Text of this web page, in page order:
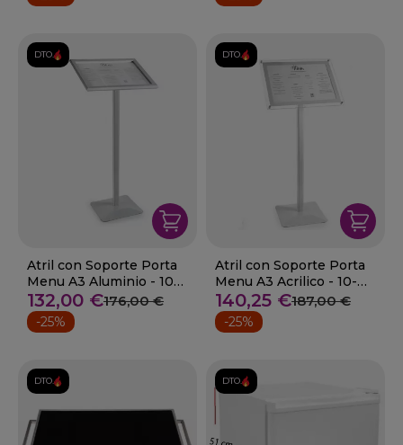
DTO.
Atril con Soporte Porta
Menu A3 Aluminio - 10-
39433
132,00 €176,00 €
-25%
DTO.
Atril con Soporte Porta
Menu A3 Acrilico - 10-
39423
140,25 €187,00 €
-25%
DTO. DTO.